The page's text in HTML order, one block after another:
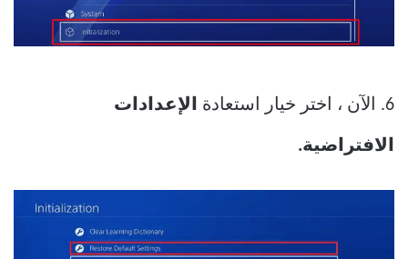
6. الآن ، اختر خيار استعادة الإعدادات
الافتراضية.